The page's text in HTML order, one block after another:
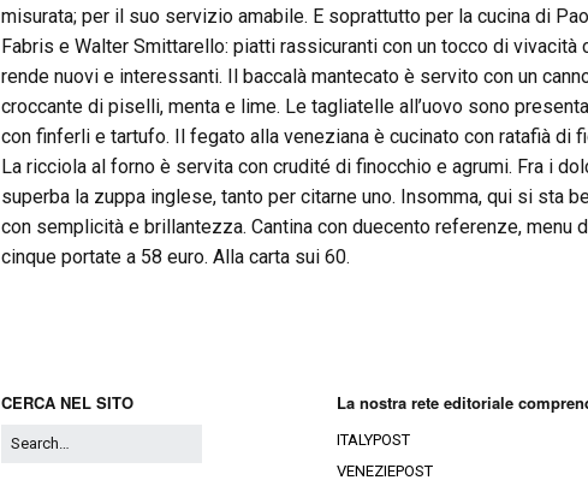
misurata; per il suo servizio amabile. E soprattutto per la cucina di
Fabris e Walter Smittarello: piatti rassicuranti con un tocco di vivacità
rende nuovi e interessanti. Il baccalà mantecato è servito con un
croccante di piselli, menta e lime. Le tagliatelle all’uovo sono
con finferli e tartufo. Il fegato alla veneziana è cucinato con ratafià di
La ricciola al forno è servita con crudité di finocchio e agrumi. Fra i
superba la zuppa inglese, tanto per citarne uno. Insomma, qui si sta
con semplicità e brillantezza. Cantina con duecento referenze, menu
cinque portate a 58 euro. Alla carta sui 60.
CERCA NEL SITO La nostra rete editoriale
ITALYPOST
VENEZIEPOST